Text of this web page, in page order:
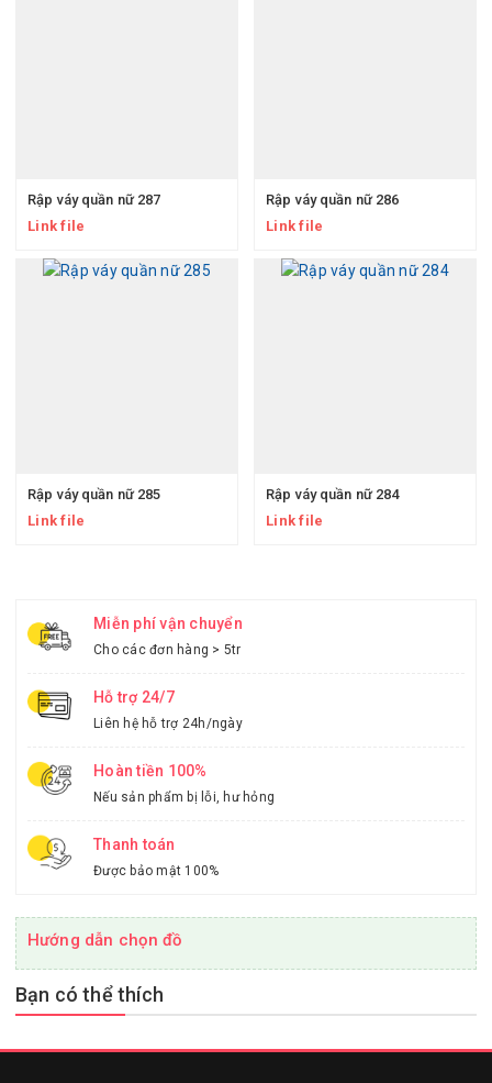
Rập váy quần nữ 287
Link file
Rập váy quần nữ 286
Link file
Rập váy quần nữ 285
Link file
Rập váy quần nữ 284
Link file
Miễn phí vận chuyển
Cho các đơn hàng > 5tr
Hỗ trợ 24/7
Liên hệ hỗ trợ 24h/ngày
Hoàn tiền 100%
Nếu sản phẩm bị lỗi, hư hỏng
Thanh toán
Được bảo mật 100%
Hướng dẫn chọn đồ
Bạn có thể thích